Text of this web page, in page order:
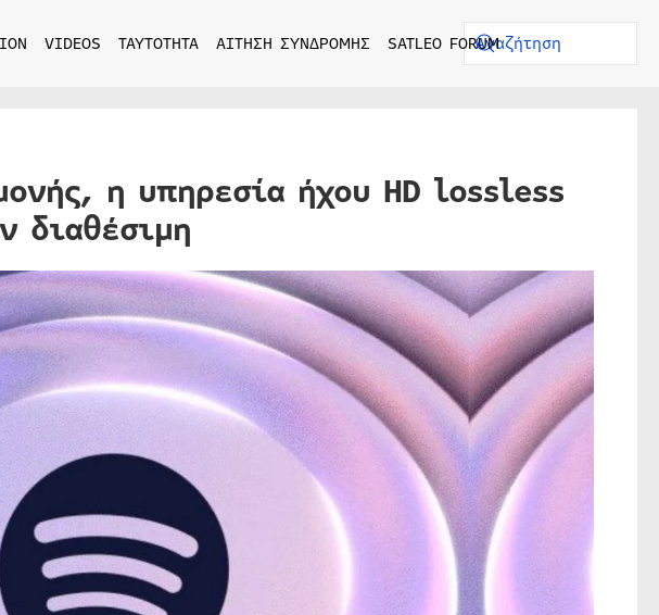
VIDEOS ΤΑΥΤΟΤΗΤΑ ΑΙΤΗΣΗ ΣΥΝΔΡΟΜΗΣ SATLEO FORUM
η υπηρεσία ήχου HD lossless
διαθέσιμη